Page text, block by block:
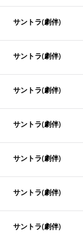
サントラ(劇伴)
サントラ(劇伴)
サントラ(劇伴)
サントラ(劇伴)
サントラ(劇伴)
サントラ(劇伴)
サントラ(劇伴)